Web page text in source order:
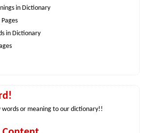
in Dictionary
in Dictionary
words or meaning to our dictionary!!